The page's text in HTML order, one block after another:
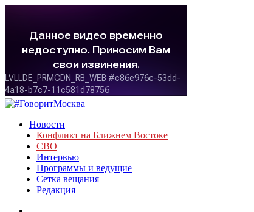
Новости
Конфликт на Ближнем Востоке
СВО
Интервью
Программы и ведущие
Сетка вещания
Редакция